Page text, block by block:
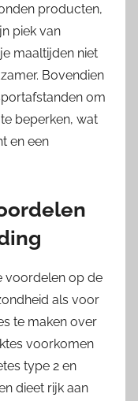
producten,
piek van
maaltijden niet
Bovendien
om
beperken, wat
en een
voordelen op de
als voor
te maken over
voorkomen
type 2 en
dieet rijk aan